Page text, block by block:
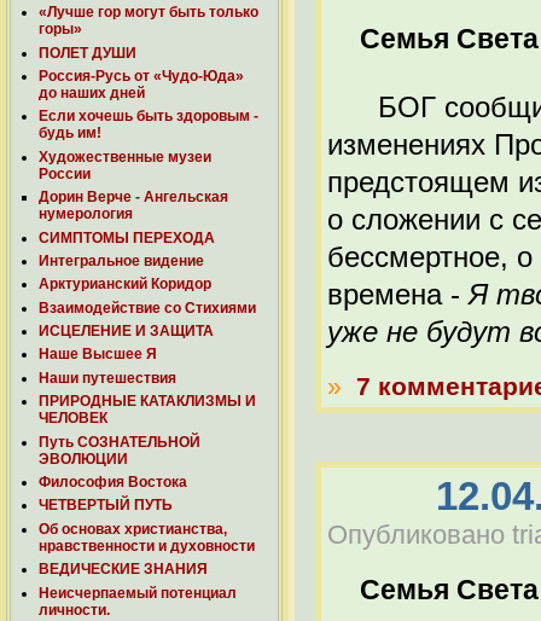
«Лучше гор могут быть только
горы»
ПОЛЕТ ДУШИ
Россия-Русь от «Чудо-Юда»
до наших дней
Если хочешь быть здоровым -
будь им!
Художественные музеи
России
Дорин Верче - Ангельская
нумерология
СИМПТОМЫ ПЕРЕХОДА
Интегральное видение
Арктурианский Коридор
Взаимодействие со Стихиями
ИСЦЕЛЕНИЕ И ЗАЩИТА
Наше Высшее Я
Наши путешествия
ПРИРОДНЫЕ КАТАКЛИЗМЫ И
ЧЕЛОВЕК
Путь СОЗНАТЕЛЬНОЙ
ЭВОЛЮЦИИ
Философия Востока
ЧЕТВЕРТЫЙ ПУТЬ
Об основах христианства,
нравственности и духовности
ВЕДИЧЕСКИЕ ЗНАНИЯ
Неисчерпаемый потенциал
личности.
Семья Света
БОГ сообщил
изменениях
предстоящем
о сложении с
бессмертное,
времена - Я
уже не будут
» 7
Опубликовано
Семья Света